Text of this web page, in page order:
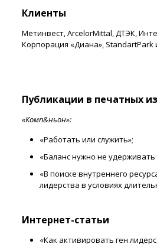
Клиенты
Метинвест, ArcelorMittal, ДТЭК,
Корпорация «Диана», StandartPark
Публикации в печатных
«Комп&ньон»:
«Работать или служить»;
«Баланс нужно не удерживать
«В поиске внутреннего
лидерства в условиях
Интернет-статьи
«Как активировать ген